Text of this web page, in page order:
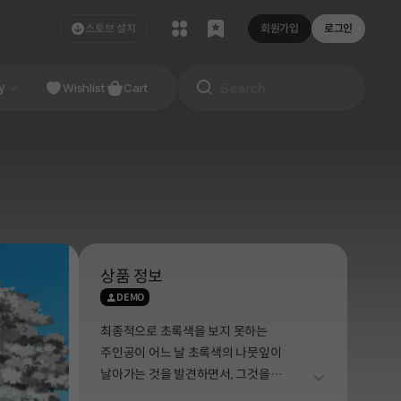
스토브 설치 회원가입 로그인
Studio
Wishlist Cart
상품 정보
DEMO
최종적으로 초록색을 보지 못하는
주인공이 어느 날 초록색의 나뭇잎이
날아가는 것을 발견하면서, 그것을
더보기